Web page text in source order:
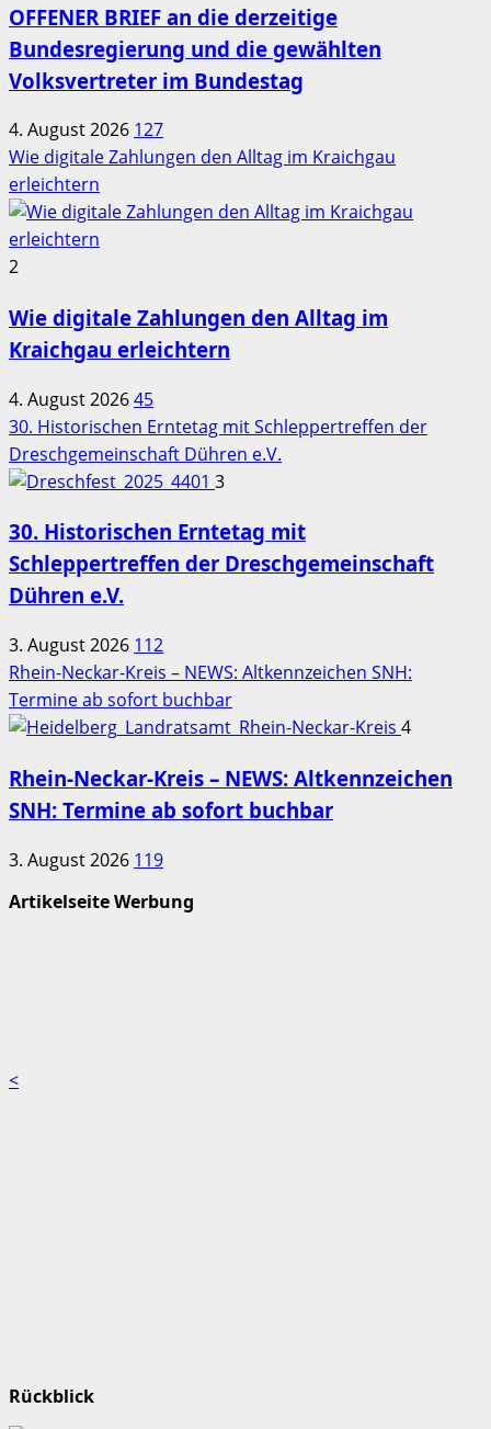
OFFENER BRIEF an die derzeitige
Bundesregierung und die gewählten
Volksvertreter im Bundestag
4. August 2026 127
Wie digitale Zahlungen den Alltag im Kraichgau
erleichtern
2
Wie digitale Zahlungen den Alltag im
Kraichgau erleichtern
4. August 202645
30. Historischen Erntetag mit Schleppertreffen der
Dreschgemeinschaft Dühren e.V.
3
30. Historischen Erntetag mit
Schleppertreffen der Dreschgemeinschaft
Dühren e.V.
3. August 2026 112
Rhein-Neckar-Kreis – NEWS: Altkennzeichen SNH:
Termine ab sofort buchbar
4
Rhein-Neckar-Kreis – NEWS: Altkennzeichen
SNH: Termine ab sofort buchbar
3. August 2026 119
Artikelseite Werbung
<
Rückblick